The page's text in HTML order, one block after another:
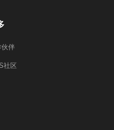
伙伴
社区